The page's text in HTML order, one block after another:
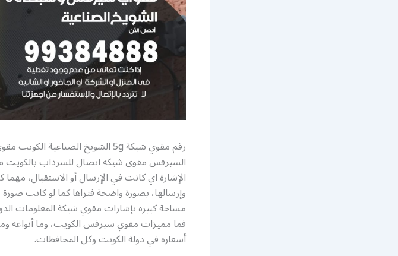
السيرفس مقوي شبكة اتصال للسرداب
الإشارة اي كانت في الإرسال أو الاستقبال،
وإرسالها، بصورة واضحة فتراها كما لو كانت
مساحة كبيرة بإشارات مقوي شبكة المعلومات
فما مميزات مقوي سيرفس الكويت، وما أنواعه
أسعاره في دولة الكويت وكل المحافظات.